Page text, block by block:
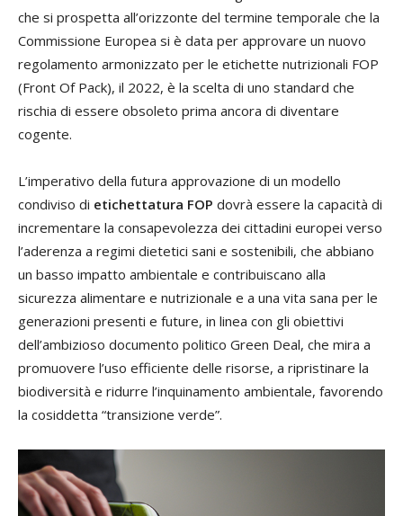
che si prospetta all’orizzonte del termine temporale che la
Commissione Europea si è data per approvare un nuovo
regolamento armonizzato per le etichette nutrizionali FOP
(Front Of Pack), il 2022, è la scelta di uno standard che
rischia di essere obsoleto prima ancora di diventare
cogente.
L’imperativo della futura approvazione di un modello
condiviso di etichettatura FOP dovrà essere la capacità di
incrementare la consapevolezza dei cittadini europei verso
l’aderenza a regimi dietetici sani e sostenibili, che abbiano
un basso impatto ambientale e contribuiscano alla
sicurezza alimentare e nutrizionale e a una vita sana per le
generazioni presenti e future, in linea con gli obiettivi
dell’ambizioso documento politico Green Deal, che mira a
promuovere l’uso efficiente delle risorse, a ripristinare la
biodiversità e ridurre l’inquinamento ambientale, favorendo
la cosiddetta “transizione verde”.